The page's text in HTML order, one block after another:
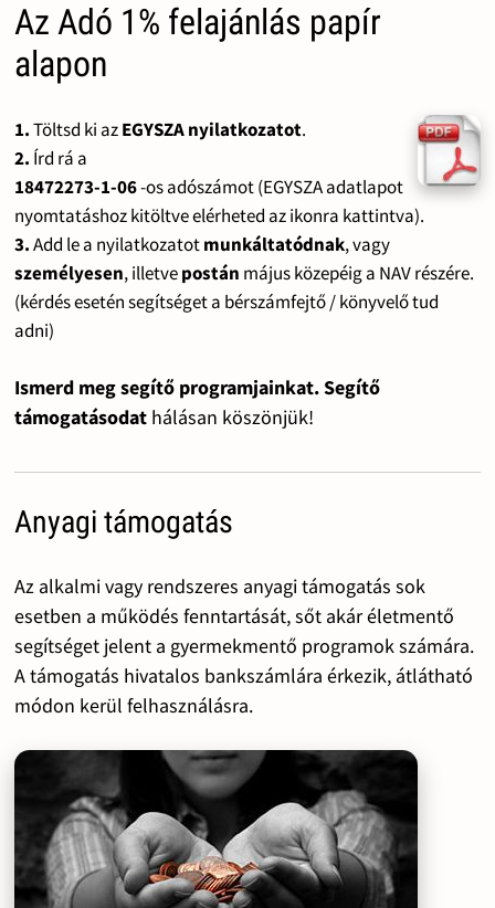
Az Adó 1% felajánlás papír
alapon
1.Töltsd ki azEGYSZA nyilatkozatot.
2. Írd rá a
18472273-1-06-os adószámot (EGYSZA adatlapot
nyomtatáshoz kitöltve elérheted az ikonra kattintva).
3.Add le a nyilatkozatotmunkáltatódnak, vagy
személyesen, illetvepostán május közepéig a NAV részére.
(kérdés esetén segítséget a bérszámfejtő / könyvelő tud
adni)
Ismerd meg segítő programjainkat. Segítő
támogatásodat hálásan köszönjük!
Anyagi támogatás
Az alkalmi vagy rendszeres anyagi támogatás sok
esetben a működés fenntartását, sőt akár életmentő
segítséget jelent a gyermekmentő programok számára.
A támogatás hivatalos bankszámlára érkezik, átlátható
módon kerül felhasználásra.